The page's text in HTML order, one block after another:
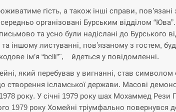
гість, а також інші справи, пов’язані
організовані Бурським відділом “Юва”.
письмово та усно були надіслані до Бурського
іншому листуванні, пов’язаному з гостем,
ім’я “belli”", – йдеться у повідомленні.
який перебував у вигнанні, став символом
створення ісламської держави. Масові
року. У січні 1979 року шах Мохаммед Рези
1979 року Хомейні тріумфально повернувся